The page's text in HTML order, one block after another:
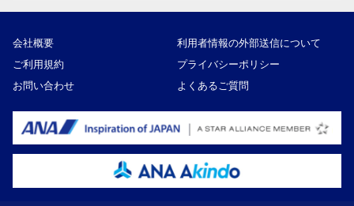
会社概要
利用者情報の外部送信について
ご利用規約
プライバシーポリシー
お問い合わせ
よくあるご質問